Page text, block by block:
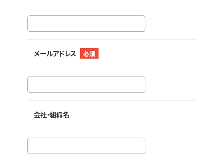
メールアドレス 必須
会社・組織名